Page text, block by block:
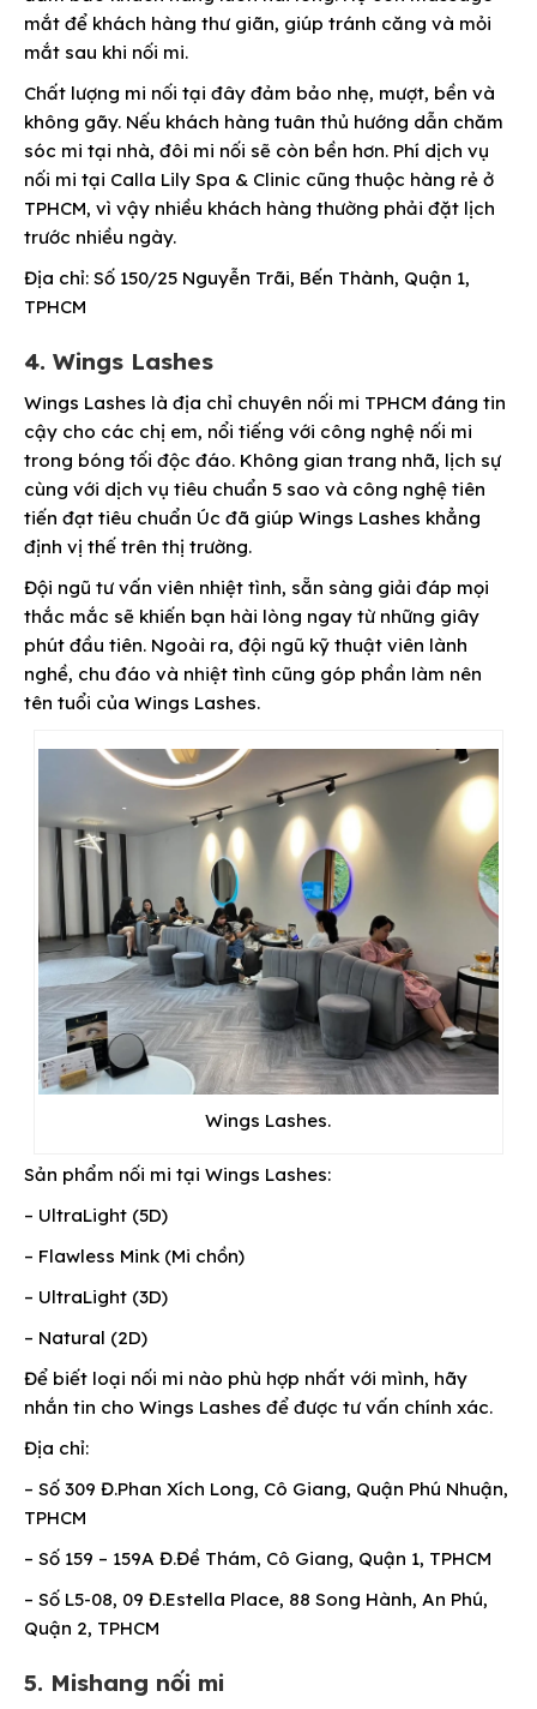
mắt để khách hàng thư giãn, giúp tránh căng và mỏi
mắt sau khi nối mi.
Chất lượng mi nối tại đây đảm bảo nhẹ, mượt, bền và
không gãy. Nếu khách hàng tuân thủ hướng dẫn chăm
sóc mi tại nhà, đôi mi nối sẽ còn bền hơn. Phí dịch vụ
nối mi tại Calla Lily Spa & Clinic cũng thuộc hàng rẻ ở
TPHCM, vì vậy nhiều khách hàng thường phải đặt lịch
trước nhiều ngày.
Địa chỉ: Số 150/25 Nguyễn Trãi, Bến Thành, Quận 1,
TPHCM
4. Wings Lashes
Wings Lashes là địa chỉ chuyên nối mi TPHCM đáng tin
cậy cho các chị em, nổi tiếng với công nghệ nối mi
trong bóng tối độc đáo. Không gian trang nhã, lịch sự
cùng với dịch vụ tiêu chuẩn 5 sao và công nghệ tiên
tiến đạt tiêu chuẩn Úc đã giúp Wings Lashes khẳng
định vị thế trên thị trường.
Đội ngũ tư vấn viên nhiệt tình, sẵn sàng giải đáp mọi
thắc mắc sẽ khiến bạn hài lòng ngay từ những giây
phút đầu tiên. Ngoài ra, đội ngũ kỹ thuật viên lành
nghề, chu đáo và nhiệt tình cũng góp phần làm nên
tên tuổi của Wings Lashes.
Wings Lashes.
Sản phẩm nối mi tại Wings Lashes:
– UltraLight (5D)
– Flawless Mink (Mi chồn)
– UltraLight (3D)
– Natural (2D)
Để biết loại nối mi nào phù hợp nhất với mình, hãy
nhắn tin cho Wings Lashes để được tư vấn chính xác.
Địa chỉ:
– Số 309 Đ.Phan Xích Long, Cô Giang, Quận Phú Nhuận,
TPHCM
– Số 159 – 159A Đ.Đề Thám, Cô Giang, Quận 1, TPHCM
– Số L5-08, 09 Đ.Estella Place, 88 Song Hành, An Phú,
Quận 2, TPHCM
5. Mishang nối mi